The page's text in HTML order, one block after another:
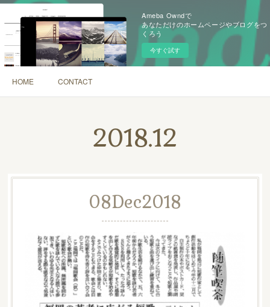
Ameba Owndで
あなただけのホームページやブログをつ
くろう
今すぐ試す
HOME CONTACT
2018.12
08Dec2018